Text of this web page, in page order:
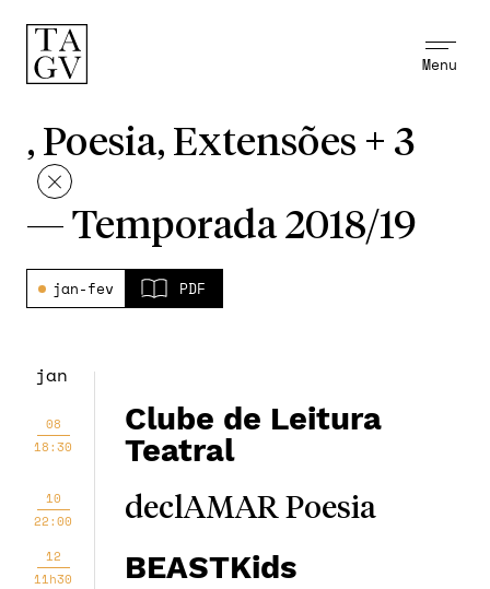
Menu
, Poesia, Extensões + 3
— Temporada 2018/19
jan-fev PDF
jan
08
18:30
Clube de Leitura
Teatral
10
22:00
declAMAR Poesia
12
11h30
BEASTKids